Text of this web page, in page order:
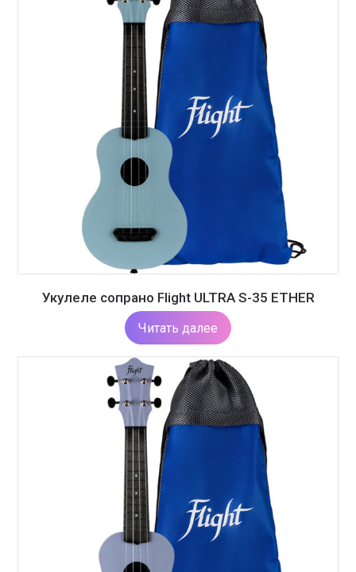
Укулеле сопрано Flight ULTRA S-35 ETHER
Читать далее